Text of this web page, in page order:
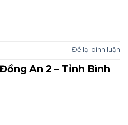
Để lại bình luận
An 2 – Tỉnh Bình